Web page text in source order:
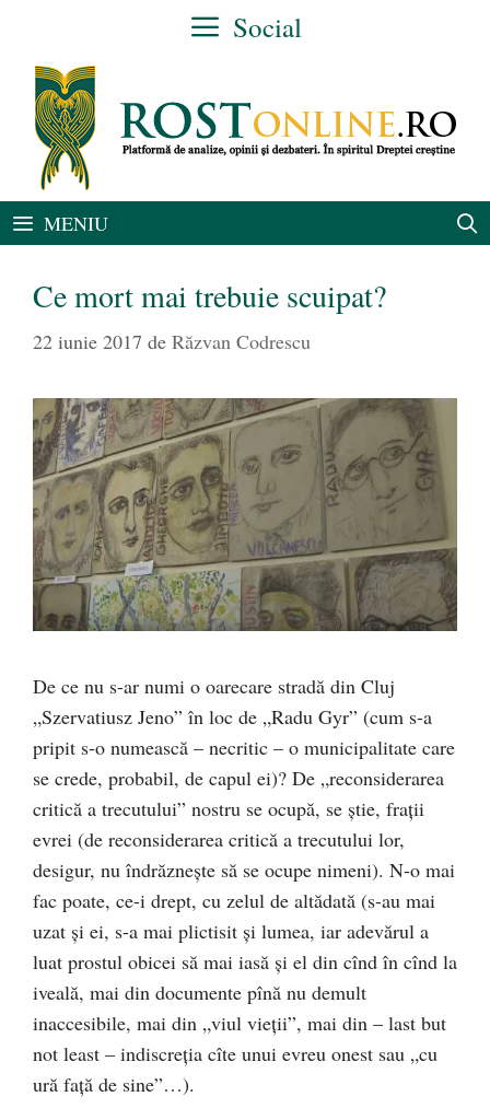
conținut
Social
MENIU
Ce mort mai trebuie scuipat?
22 iunie 2017 de Răzvan Codrescu
De ce nu s-ar numi o oarecare stradă din Cluj
„Szervatiusz Jeno” în loc de „Radu Gyr” (cum s-a
pripit s-o numească – necritic – o municipalitate care
se crede, probabil, de capul ei)? De „reconsiderarea
critică a trecutului” nostru se ocupă, se știe, fraţii
evrei (de reconsiderarea critică a trecutului lor,
desigur, nu îndrăzneşte să se ocupe nimeni). N-o mai
fac poate, ce-i drept, cu zelul de altădată (s-au mai
uzat şi ei, s-a mai plictisit şi lumea, iar adevărul a
luat prostul obicei să mai iasă şi el din cînd în cînd la
iveală, mai din documente pînă nu demult
inaccesibile, mai din „viul vieţii”, mai din – last but
not least – indiscreţia cîte unui evreu onest sau „cu
ură față de sine”…).